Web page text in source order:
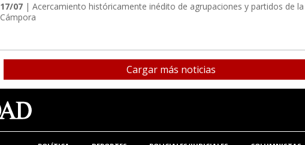
17/07 | Acercamiento históricamente inédito de agrupaciones y partidos de
Cámpora
Cargar más noticias